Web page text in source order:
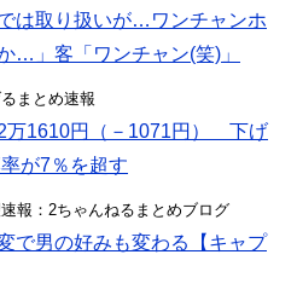
は取り扱いが…ワンチャンホ
…」客「ワンチャン(笑)」
まとめ速報
1610円（－1071円） 下げ
が7％を超す
報：2ちゃんねるまとめブログ
で男の好みも変わる【キャプ